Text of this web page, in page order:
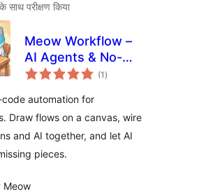
साथ परीक्षण किया
Meow Workflow –
AI Agents & No-
Code Automation
(1 कुल
दर)
code automation for
Draw flows on a canvas, wire
and AI together, and let AI
pieces.
Meow